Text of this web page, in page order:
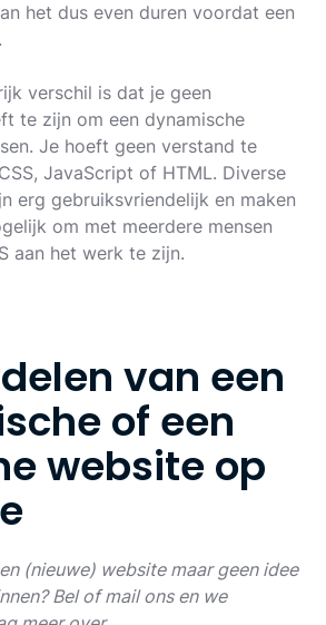
het dus even duren voordat een
verschil is dat je geen
te zijn om een dynamische
Je hoeft geen verstand te
JavaScript of HTML. Diverse
erg gebruiksvriendelijk en maken
om met meerdere mensen
aan het werk te zijn.
delen van een
scheof een
ewebsiteop
e
(nieuwe) website maar geen idee
Bel of mail ons en we